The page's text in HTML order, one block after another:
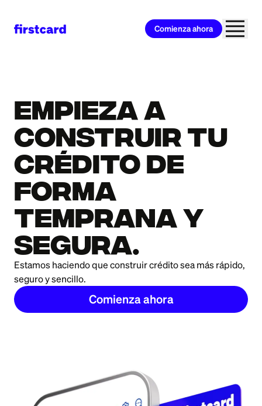
Comienza ahora
Empieza a
construir tu
crédito de
forma
temprana y
segura.
Estamos haciendo que construir crédito sea más rápido,
seguro y sencillo.
Comienza ahora